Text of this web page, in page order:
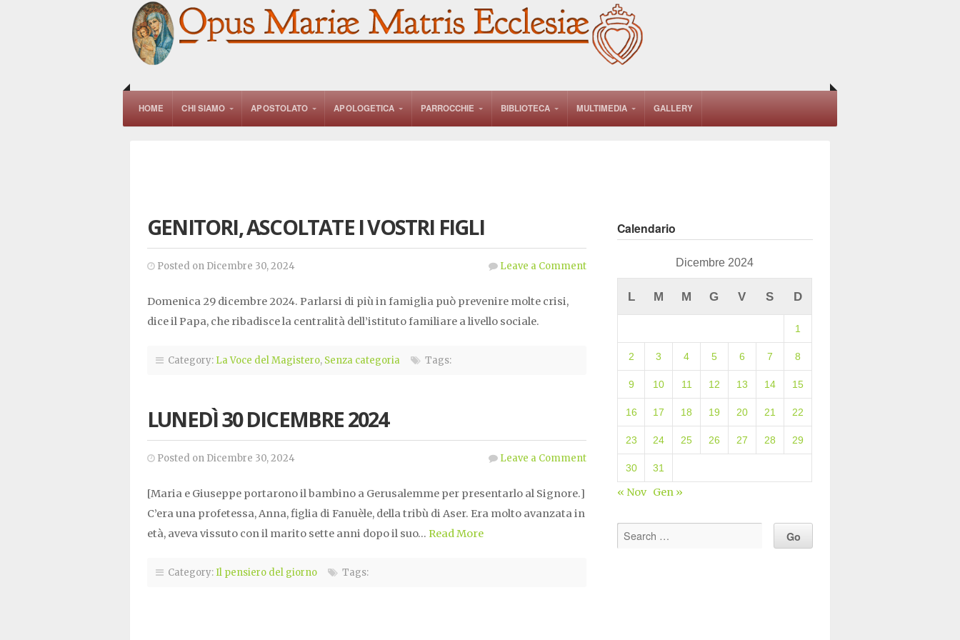
HOME CHI SIAMO APOSTOLATO APOLOGETICA PARROCCHIE BIBLIOTECA MULTIMEDIA GALLERY
GENITORI, ASCOLTATE I VOSTRI FIGLI
Posted on Dicembre 30, 2024 Leave a Comment
Domenica 29 dicembre 2024. Parlarsi di più in famiglia può prevenire molte crisi,
dice il Papa, che ribadisce la centralità dell’istituto familiare a livello sociale.
Category: La Voce del Magistero, Senza categoria Tags:
LUNEDÌ 30 DICEMBRE 2024
Posted on Dicembre 30, 2024 Leave a Comment
[Maria e Giuseppe portarono il bambino a Gerusalemme per presentarlo al Signore.]
C’era una profetessa, Anna, figlia di Fanuèle, della tribù di Aser. Era molto avanzata in
età, aveva vissuto con il marito sette anni dopo il suo… Read More
Category:Il pensiero del giorno Tags:
Calendario
Dicembre 2024
L M M G V S D
1
2 3 4 5 6 7 8
9 10 11 12 13 14 15
16 17 18 19 20 21 22
23 24 25 26 27 28 29
30 31
« Nov Gen »